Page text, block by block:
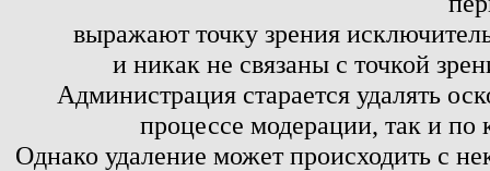
выражают точку зрения
и никак не связаны с точкой
Администрация старается удалять
процессе модерации, так и по
Однако удаление может происходить с